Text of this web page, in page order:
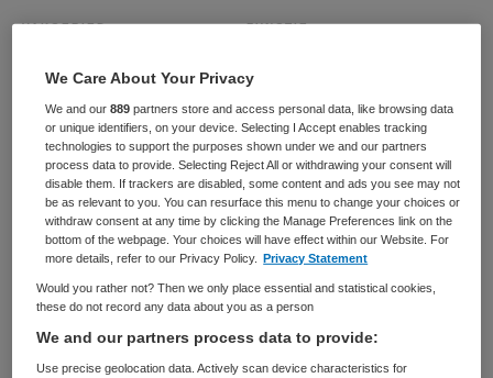
VAKGEBIED FUNCTIE
Onbekend Tijdelijk dienstverband
PLAATSINGSDATUM
6 oktober 2025
NIVEAU
WO
ERVARING
Starter
DIENSTVERBAND
Fulltime
Vacature niet beschikbaar
Deze vacature Operationeel leidinggevenden Orthopedie
We Care About Your Privacy
We and our889 partners store and access personal data, like browsing data
or unique identifiers, on your device. Selecting I Accept enables tracking
technologies to support the purposes shown under we and our partners
process data to provide. Selecting Reject All or withdrawing your consent will
disable them. If trackers are disabled, some content and ads you see may not
be as relevant to you. You can resurface this menu to change your choices or
withdraw consent at any time by clicking the Manage Preferences link on the
bottom of the webpage. Your choices will have effect within our Website. For
more details, refer to our Privacy Policy.
Privacy Statement
Would you rather not? Then we only place essential and statistical cookies,
these do not record any data about you as a person
We and our partners process data to provide:
Use precise geolocation data. Actively scan device characteristics for